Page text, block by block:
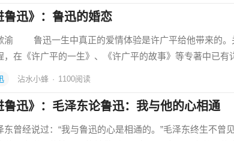
鲁迅》：鲁迅的婚恋
鲁迅一生中真正的爱情体验是许广平给他带来的。关
，在《许广平的一生》、《许广平的故事》等专著中已
沾水小蜂 · 1100阅读
鲁迅》：毛泽东论鲁迅：我与他的心相通
经说过：“我与鲁迅的心是相通的。”毛泽东终生不曾